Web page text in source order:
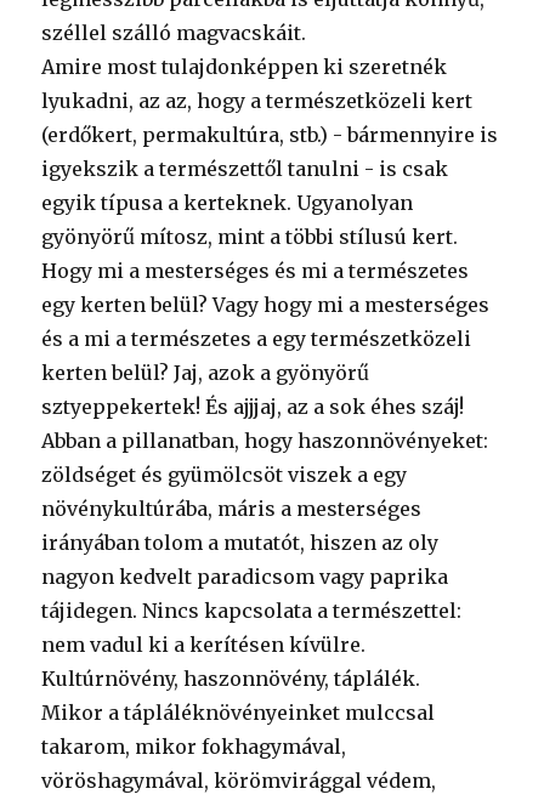
széllel szálló magvacskáit.
Amire most tulajdonképpen ki szeretnék
lyukadni, az az, hogy a természetközeli kert
(erdőkert, permakultúra, stb.) - bármennyire is
igyekszik a természettől tanulni - is csak
egyik típusa a kerteknek. Ugyanolyan
gyönyörű mítosz, mint a többi stílusú kert.
Hogy mi a mesterséges és mi a természetes
egy kerten belül? Vagy hogy mi a mesterséges
és a mi a természetes a egy természetközeli
kerten belül? Jaj, azok a gyönyörű
sztyeppekertek! És ajjjaj, az a sok éhes száj!
Abban a pillanatban, hogy haszonnövényeket:
zöldséget és gyümölcsöt viszek a egy
növénykultúrába, máris a mesterséges
irányában tolom a mutatót, hiszen az oly
nagyon kedvelt paradicsom vagy paprika
tájidegen. Nincs kapcsolata a természettel:
nem vadul ki a kerítésen kívülre.
Kultúrnövény, haszonnövény, táplálék.
Mikor a tápláléknövényeinket mulccsal
takarom, mikor fokhagymával,
vöröshagymával, körömvirággal védem,